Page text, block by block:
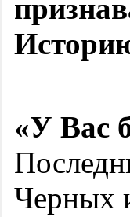
«У Вас
Черных